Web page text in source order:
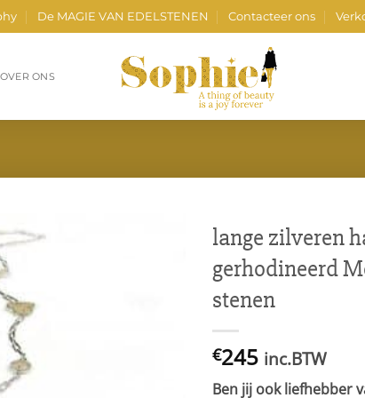
De MAGIE VAN EDELSTENEN Contacteer ons
OVER ONS
lange zilveren
gerhodineerd
stenen
€245 inc.BTW
Ben jij ook liefhebber